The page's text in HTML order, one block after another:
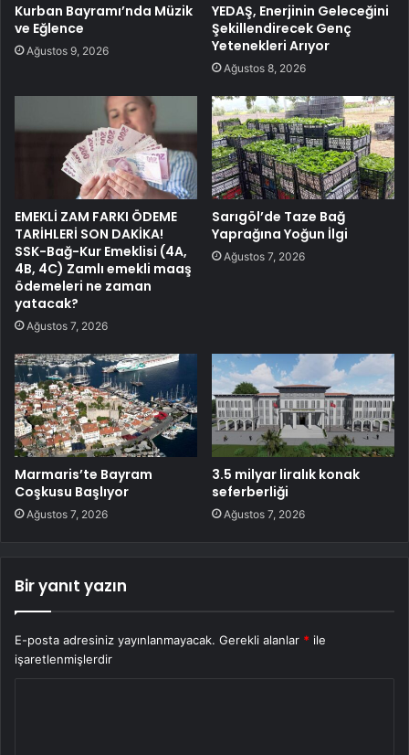
Kurban Bayramı’nda Müzik
ve Eğlence
Ağustos 9, 2026
YEDAŞ, Enerjinin Geleceğini
Şekillendirecek Genç
Yetenekleri Arıyor
Ağustos 8, 2026
EMEKLİ ZAM FARKI ÖDEME
TARİHLERİ SON DAKİKA!
SSK-Bağ-Kur Emeklisi (4A,
4B, 4C) Zamlı emekli maaş
ödemeleri ne zaman
yatacak?
Ağustos 7, 2026
Sarıgöl’de Taze Bağ
Yaprağına Yoğun İlgi
Ağustos 7, 2026
Marmaris’te Bayram
Coşkusu Başlıyor
Ağustos 7, 2026
3.5 milyar liralık konak
seferberliği
Ağustos 7, 2026
Bir yanıt yazın
E-posta adresiniz yayınlanmayacak. Gerekli alanlar * ile
işaretlenmişlerdir